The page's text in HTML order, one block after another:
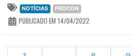
NOTÍCIAS PROCON
PUBLICADO EM 14/04/2022